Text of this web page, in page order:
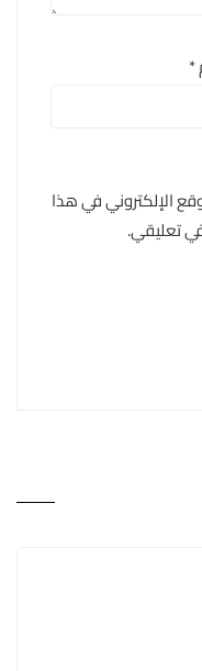
*
الإلكتروني في هذا
تعليقي.